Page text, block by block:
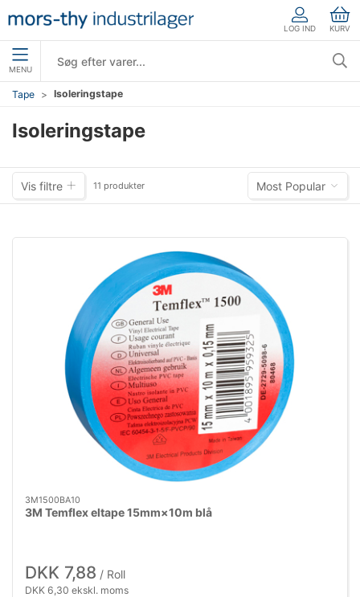
LOG IND KURV
MENU
Tape Isoleringstape
Isoleringstape
Vis filtre 11 produkter Most Popular
3M1500BA10
3M Temflex eltape 15mm×10m blå
DKK 7,88 / Roll
DKK 6,30 ekskl. moms